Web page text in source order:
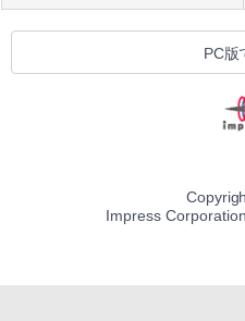
PC版
Impress